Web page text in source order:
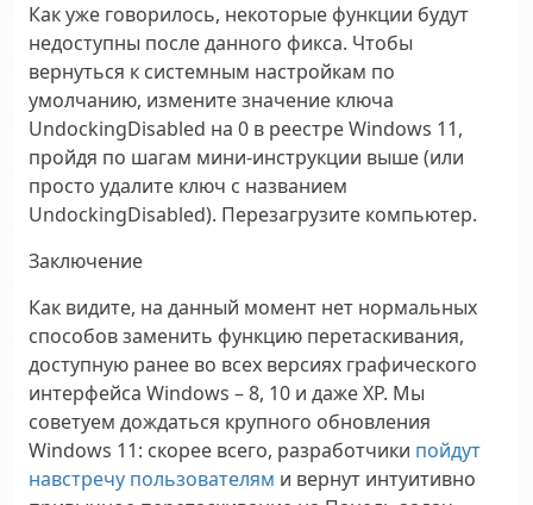
Как уже говорилось, некоторые функции будут
недоступны после данного фикса. Чтобы
вернуться к системным настройкам по
умолчанию, измените значение ключа
UndockingDisabled на 0 в реестре Windows 11,
пройдя по шагам мини-инструкции выше (или
просто удалите ключ с названием
UndockingDisabled). Перезагрузите компьютер.
Заключение
Как видите, на данный момент нет нормальных
способов заменить функцию перетаскивания,
доступную ранее во всех версиях графического
интерфейса Windows – 8, 10 и даже XP. Мы
советуем дождаться крупного обновления
Windows 11: скорее всего, разработчики пойдут
навстречу пользователям и вернут интуитивно